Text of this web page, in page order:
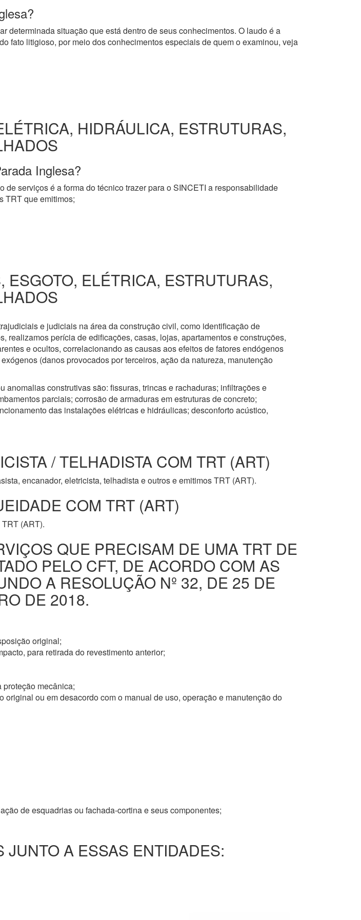
situação que está dentro de seus conhecimentos. O laudo é a
fato litigioso, por meio dos conhecimentos especiais de quem o examinou, veja
HIDRÁULICA, ESTRUTURAS,
Inglesa?
serviços é a forma do técnico trazer para o SINCETI a responsabilidade
TRT que emitimos;
ELÉTRICA, ESTRUTURAS,
e judiciais na área da construção civil, como identificação de
realizamos perícia de edificações, casas, lojas, apartamentos e construções,
e ocultos, correlacionando as causas aos efeitos de fatores endógenos
(danos provocados por terceiros, ação da natureza, manutenção
anomalias construtivas são: fissuras, trincas e rachaduras; infiltrações e
parciais; corrosão de armaduras em estruturas de concreto;
das instalações elétricas e hidráulicas; desconforto acústico,
/ TELHADISTA COM TRT (ART)
encanador, eletricista, telhadista e outros e emitimos TRT (ART).
COM TRT (ART)
(ART).
QUE PRECISAM DE UMA TRT DE
PELO CFT, DE ACORDO COM AS
A RESOLUÇÃO Nº 32, DE 25 DE
DE 2018.
original;
para retirada do revestimento anterior;
mecânica;
ou em desacordo com o manual de uso, operação e manutenção do
de esquadrias ou fachada-cortina e seus componentes;
A ESSAS ENTIDADES: